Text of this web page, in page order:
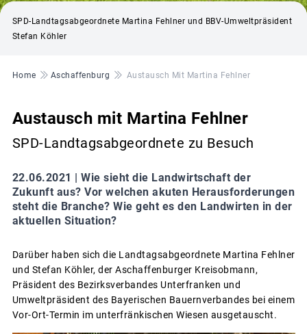
SPD-Landtagsabgeordnete Martina Fehlner und BBV-Umweltpräsident
Stefan Köhler
Pfadnavigation
Home Aschaffenburg Austausch Mit Martina Fehlner
Austausch mit Martina Fehlner
SPD-Landtagsabgeordnete zu Besuch
22.06.2021 | Wie sieht die Landwirtschaft der
Zukunft aus? Vor welchen akuten Herausforderungen
steht die Branche? Wie geht es den Landwirten in der
aktuellen Situation?
Darüber haben sich die Landtagsabgeordnete Martina Fehlner
und Stefan Köhler, der Aschaffenburger Kreisobmann,
Präsident des Bezirksverbandes Unterfranken und
Umweltpräsident des Bayerischen Bauernverbandes bei einem
Vor-Ort-Termin im unterfränkischen Wiesen ausgetauscht.